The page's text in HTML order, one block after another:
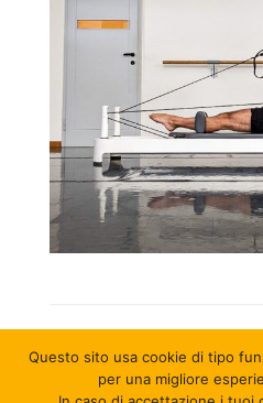
Questo sito usa cookie di tipo
per una migliore